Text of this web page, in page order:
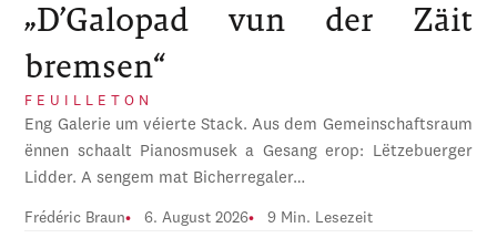
„D’Galopad vun der Zäit
bremsen“
FEUILLETON
Eng Galerie um véierte Stack. Aus dem Gemeinschaftsraum
ënnen schaalt Pianosmusek a Gesang erop: Lëtzebuerger
Lidder. A sengem mat Bicherregaler…
Frédéric Braun 6. August 2026 9 Min. Lesezeit